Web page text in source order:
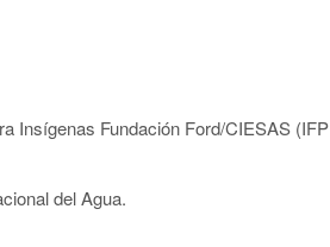
Insígenas Fundación Ford/CIESAS (IFP
del Agua.